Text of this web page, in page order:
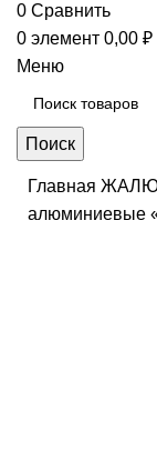
0 Сравнить
0 элемент 0,00 ₽
Меню
Поиск
Главная
алюминиевые